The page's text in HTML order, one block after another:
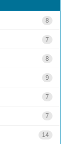
8
7
8
9
7
7
14